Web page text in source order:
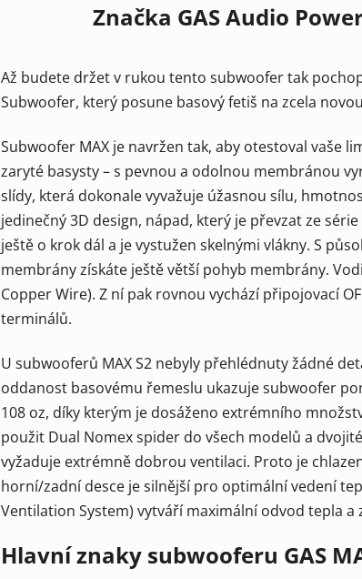
Značka GAS Audio
Až budete držet v rukou tento subwoofer tak
Subwoofer, který posune basový fetiš na zcela
Subwoofer MAX je navržen tak, aby otestoval vaše
zaryté basysty – s pevnou a odolnou membránou
slídy, která dokonale vyvažuje úžasnou sílu,
jedinečný 3D design, nápad, který je převzat ze
ještě o krok dál a je vystužen skelnými vlákny. S
membrány získáte ještě větší pohyb membrány.
Copper Wire). Z ní pak rovnou vychází připojovací
terminálů.
U subwooferů MAX S2 nebyly přehlédnuty žádné
oddanost basovému řemeslu ukazuje subwoofer
108 oz, díky kterým je dosáženo extrémního
použit Dual Nomex spider do všech modelů a
vyžaduje extrémně dobrou ventilaci. Proto je
horní/zadní desce je silnější pro optimální vedení
Ventilation System) vytváří maximální odvod tepla a
Hlavní znaky subwooferu GAS